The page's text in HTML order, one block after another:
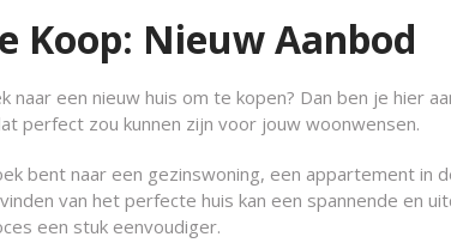
Koop: Nieuw Aanbod
naar een nieuw huis om te kopen? Dan ben je hier
perfect zou kunnen zijn voor jouw woonwensen.
bent naar een gezinswoning, een appartement in
van het perfecte huis kan een spannende en
een stuk eenvoudiger.